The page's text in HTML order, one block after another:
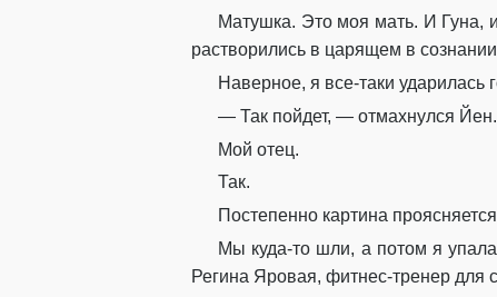
Матушка. Это моя мать. И Гуна,
растворились в царящем в
Наверное, я все-таки ударилась
— Так пойдет, — отмахнулся Йен.
Мой отец.
Так.
Постепенно картина
Мы куда-то шли, а потом я упала
Регина Яровая, фитнес-тренер